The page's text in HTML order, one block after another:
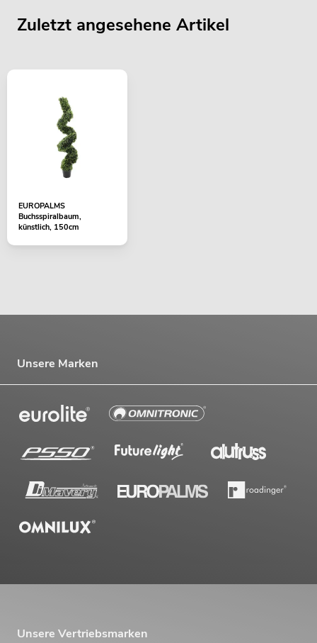
Zuletzt angesehene Artikel
EUROPALMS
Buchsspiralbaum,
künstlich, 150cm
Unsere Marken
Unsere Vertriebsmarken